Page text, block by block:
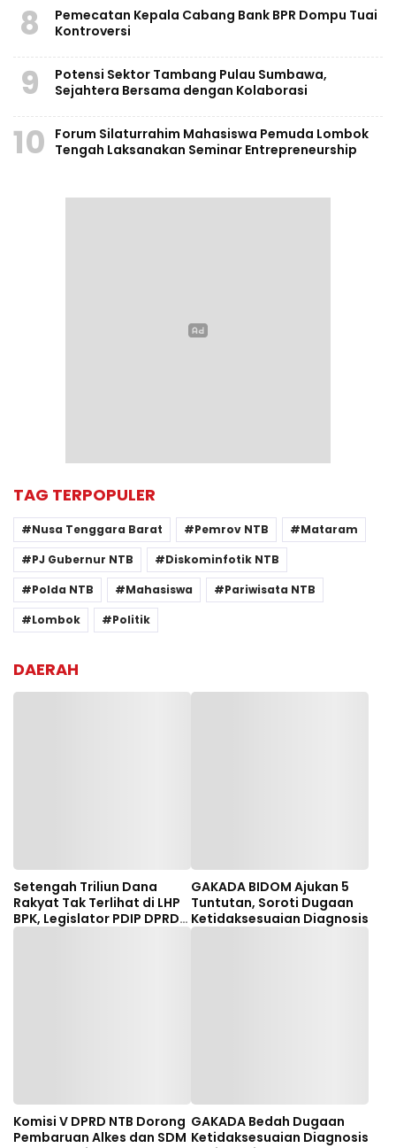
8
Pemecatan Kepala Cabang Bank BPR Dompu Tuai
Kontroversi
9
Potensi Sektor Tambang Pulau Sumbawa,
Sejahtera Bersama dengan Kolaborasi
10
Forum Silaturrahim Mahasiswa Pemuda Lombok
Tengah Laksanakan Seminar Entrepreneurship
TAG TERPOPULER
Nusa Tenggara Barat Pemrov NTB
Mataram
PJ Gubernur NTB
Diskominfotik NTB
Polda NTB
Mahasiswa
Pariwisata NTB
Lombok
Politik
DAERAH
Setengah Triliun Dana
Rakyat Tak Terlihat di LHP
BPK, Legislator PDIP DPRD
NTB Tuntut Audit
GAKADA BIDOM Ajukan 5
Tuntutan, Soroti Dugaan
Ketidaksesuaian Diagnosis
Komisi V DPRD NTB Dorong
Pembaruan Alkes dan SDM
GAKADA Bedah Dugaan
Ketidaksesuaian Diagnosis